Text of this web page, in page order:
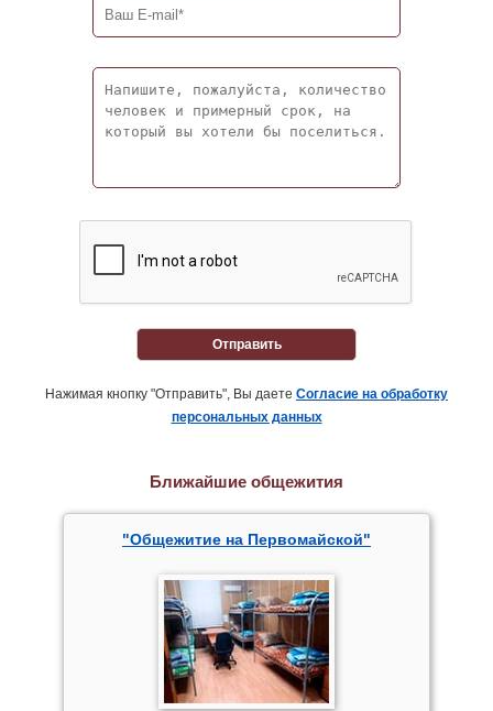
Отправить
Нажимая кнопку "Отправить", Вы даете Согласие на обработку
персональных данных
Ближайшие общежития
"Общежитие на Первомайской"